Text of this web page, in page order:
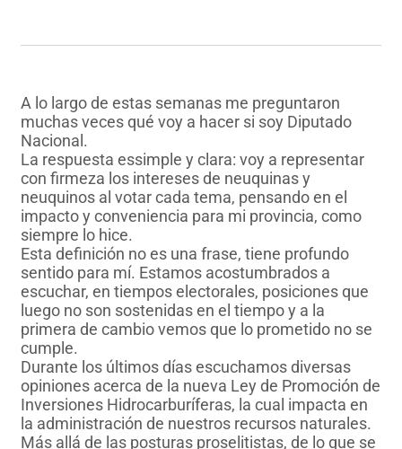
A lo largo de estas semanas me preguntaron
muchas veces qué voy a hacer si soy Diputado
Nacional.
La respuesta essimple y clara: voy a representar
con firmeza los intereses de neuquinas y
neuquinos al votar cada tema, pensando en el
impacto y conveniencia para mi provincia, como
siempre lo hice.
Esta definición no es una frase, tiene profundo
sentido para mí. Estamos acostumbrados a
escuchar, en tiempos electorales, posiciones que
luego no son sostenidas en el tiempo y a la
primera de cambio vemos que lo prometido no se
cumple.
Durante los últimos días escuchamos diversas
opiniones acerca de la nueva Ley de Promoción de
Inversiones Hidrocarburíferas, la cual impacta en
la administración de nuestros recursos naturales.
Más allá de las posturas proselitistas, de lo que se